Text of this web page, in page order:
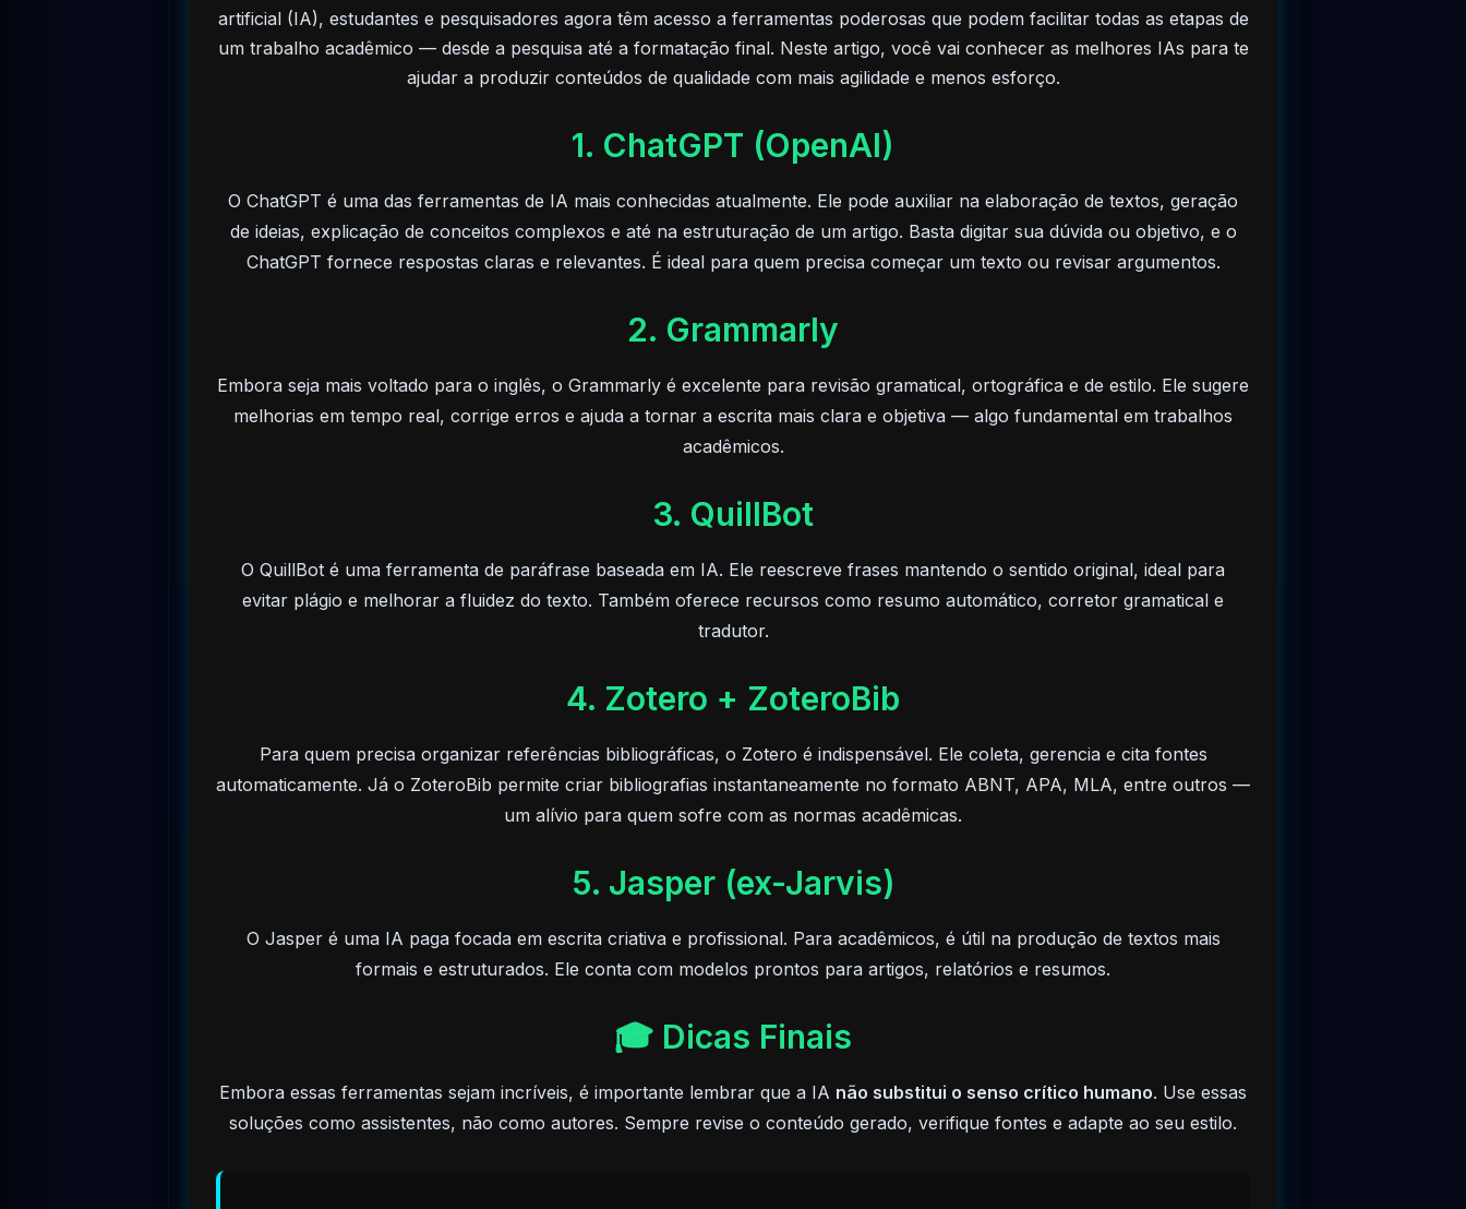
artificial (IA), estudantes e pesquisadores agora têm acesso a ferramentas poderosas que podem facilitar todas as etapas de
um trabalho acadêmico — desde a pesquisa até a formatação final. Neste artigo, você vai conhecer as melhores IAs para te
ajudar a produzir conteúdos de qualidade com mais agilidade e menos esforço.
1. ChatGPT (OpenAI)
O ChatGPT é uma das ferramentas de IA mais conhecidas atualmente. Ele pode auxiliar na elaboração de textos, geração
de ideias, explicação de conceitos complexos e até na estruturação de um artigo. Basta digitar sua dúvida ou objetivo, e o
ChatGPT fornece respostas claras e relevantes. É ideal para quem precisa começar um texto ou revisar argumentos.
2. Grammarly
Embora seja mais voltado para o inglês, o Grammarly é excelente para revisão gramatical, ortográfica e de estilo. Ele sugere
melhorias em tempo real, corrige erros e ajuda a tornar a escrita mais clara e objetiva — algo fundamental em trabalhos
acadêmicos.
3. QuillBot
O QuillBot é uma ferramenta de paráfrase baseada em IA. Ele reescreve frases mantendo o sentido original, ideal para
evitar plágio e melhorar a fluidez do texto. Também oferece recursos como resumo automático, corretor gramatical e
tradutor.
4. Zotero + ZoteroBib
Para quem precisa organizar referências bibliográficas, o Zotero é indispensável. Ele coleta, gerencia e cita fontes
automaticamente. Já o ZoteroBib permite criar bibliografias instantaneamente no formato ABNT, APA, MLA, entre outros —
um alívio para quem sofre com as normas acadêmicas.
5. Jasper (ex-Jarvis)
O Jasper é uma IA paga focada em escrita criativa e profissional. Para acadêmicos, é útil na produção de textos mais
formais e estruturados. Ele conta com modelos prontos para artigos, relatórios e resumos.
🎓 Dicas Finais
Embora essas ferramentas sejam incríveis, é importante lembrar que a IA não substitui o senso crítico humano. Use essas
soluções como assistentes, não como autores. Sempre revise o conteúdo gerado, verifique fontes e adapte ao seu estilo.